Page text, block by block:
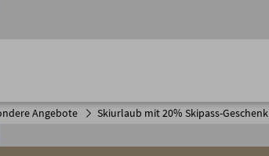
Angebote Skiurlaub mit 20% Skipass-Geschenk